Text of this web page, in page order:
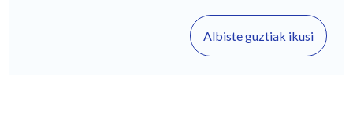
Albiste guztiak ikusi